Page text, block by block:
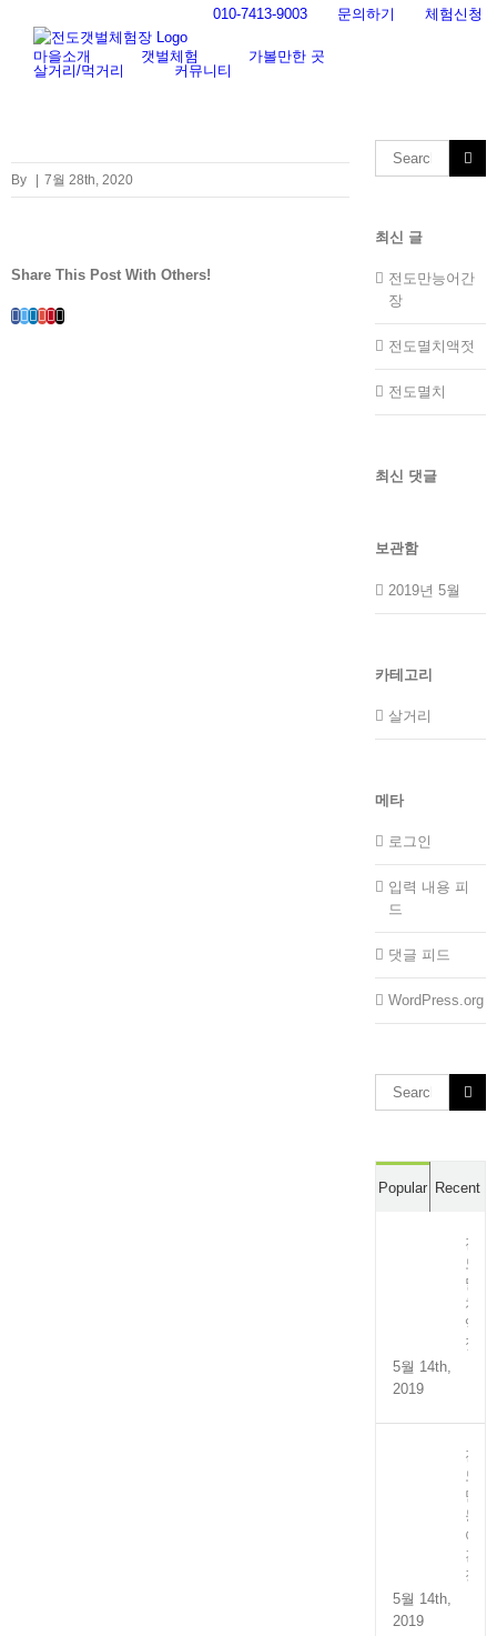
content
010-7413-9003 문의하기 체험신청
마을소개 갯벌체험
가볼만한 곳
살거리/먹거리
커뮤니티
By 7월 28th, 2020
Share This Post With Others!
Facebook
Twitter
LinkedIn
Whatsapp
Google+
Pinterest
Email
Search
for:
최신 글
전도만능어간
장
전도멸치액젓
전도멸치
최신 댓글
보관함
2019년 5월
카테고리
살거리
메타
로그인
입력 내용 피
드
댓글 피드
WordPress.org
Search
for:
Popular Recent
전
도
멸
치
액
젓
5월 14th,
2019
전
도
만
능
어
간
장
5월 14th,
2019